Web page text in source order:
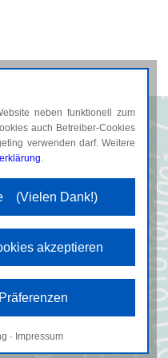
KARRIERE
neben funktionell zum
auch Betreiber-Cookies
verwenden darf. Weitere
.
(Vielen Dank!)
akzeptieren
· Impressum